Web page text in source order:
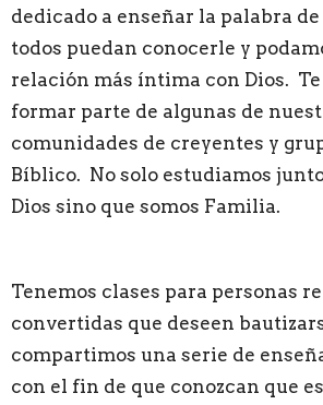
dedicado a enseñar la palabra de
todos puedan conocerle y
relación más íntima con Dios.
formar parte de algunas de
comunidades de creyentes y
Bíblico. No solo estudiamos
Dios sino que somos Familia.
Tenemos clases para personas
convertidas que deseen
compartimos una serie de
con el fin de que conozcan que